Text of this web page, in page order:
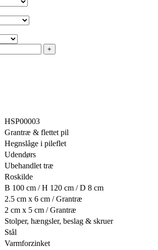
+
HSP00003
Grantræ & flettet pil
Hegnslåge i pileflet
Udendørs
Ubehandlet træ
Roskilde
B 100 cm / H 120 cm / D 8 cm
2.5 cm x 6 cm / Grantræ
2 cm x 5 cm / Grantræ
Stolper, hængsler, beslag & skruer
Stål
Varmforzinket